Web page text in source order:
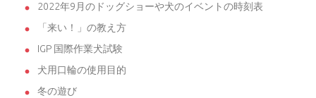
2022年9月のドッグショーや犬のイベントの時刻表
「来い！」の教え方
IGP 国際作業犬試験
犬用口輪の使用目的
冬の遊び